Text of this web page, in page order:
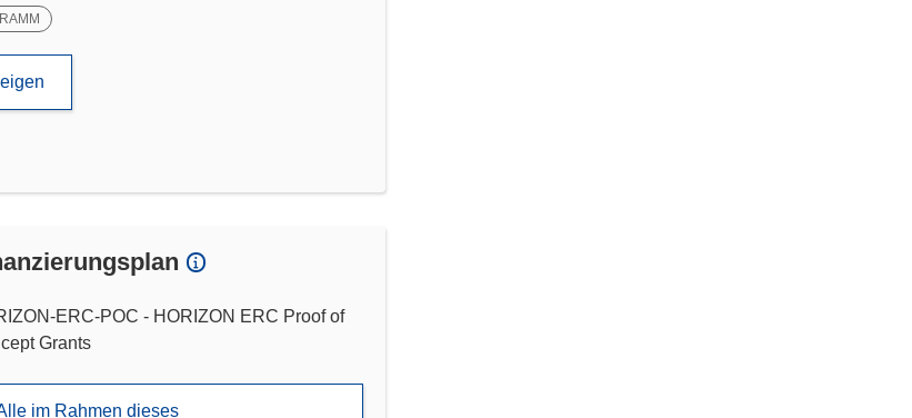
ERC-POC - HORIZON ERC Proof of
Grants
im Rahmen dieses